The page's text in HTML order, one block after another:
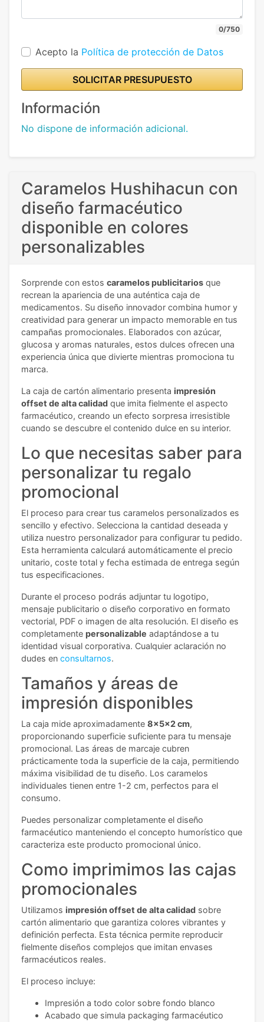
0/750
Acepto la Política de protección de Datos
SOLICITAR PRESUPUESTO
Información
No dispone de información adicional.
Caramelos Hushihacun con
diseño farmacéutico
disponible en colores
personalizables
Sorprende con estos caramelos publicitarios que
recrean la apariencia de una auténtica caja de
medicamentos. Su diseño innovador combina humor y
creatividad para generar un impacto memorable en tus
campañas promocionales. Elaborados con azúcar,
glucosa y aromas naturales, estos dulces ofrecen una
experiencia única que divierte mientras promociona tu
marca.
La caja de cartón alimentario presenta impresión
offset de alta calidad que imita fielmente el aspecto
farmacéutico, creando un efecto sorpresa irresistible
cuando se descubre el contenido dulce en su interior.
Lo que necesitas saber para
personalizar tu regalo
promocional
El proceso para crear tus caramelos personalizados es
sencillo y efectivo. Selecciona la cantidad deseada y
utiliza nuestro personalizador para configurar tu pedido.
Esta herramienta calculará automáticamente el precio
unitario, coste total y fecha estimada de entrega según
tus especificaciones.
Durante el proceso podrás adjuntar tu logotipo,
mensaje publicitario o diseño corporativo en formato
vectorial, PDF o imagen de alta resolución. El diseño es
completamente personalizable adaptándose a tu
identidad visual corporativa. Cualquier aclaración no
dudes en consultarnos.
Tamaños y áreas de
impresión disponibles
La caja mide aproximadamente 8x5x2 cm,
proporcionando superficie suficiente para tu mensaje
promocional. Las áreas de marcaje cubren
prácticamente toda la superficie de la caja, permitiendo
máxima visibilidad de tu diseño. Los caramelos
individuales tienen entre 1-2 cm, perfectos para el
consumo.
Puedes personalizar completamente el diseño
farmacéutico manteniendo el concepto humorístico que
caracteriza este producto promocional único.
Como imprimimos las cajas
promocionales
Utilizamos impresión offset de alta calidad sobre
cartón alimentario que garantiza colores vibrantes y
definición perfecta. Esta técnica permite reproducir
fielmente diseños complejos que imitan envases
farmacéuticos reales.
El proceso incluye:
Impresión a todo color sobre fondo blanco
Acabado que simula packaging farmacéutico